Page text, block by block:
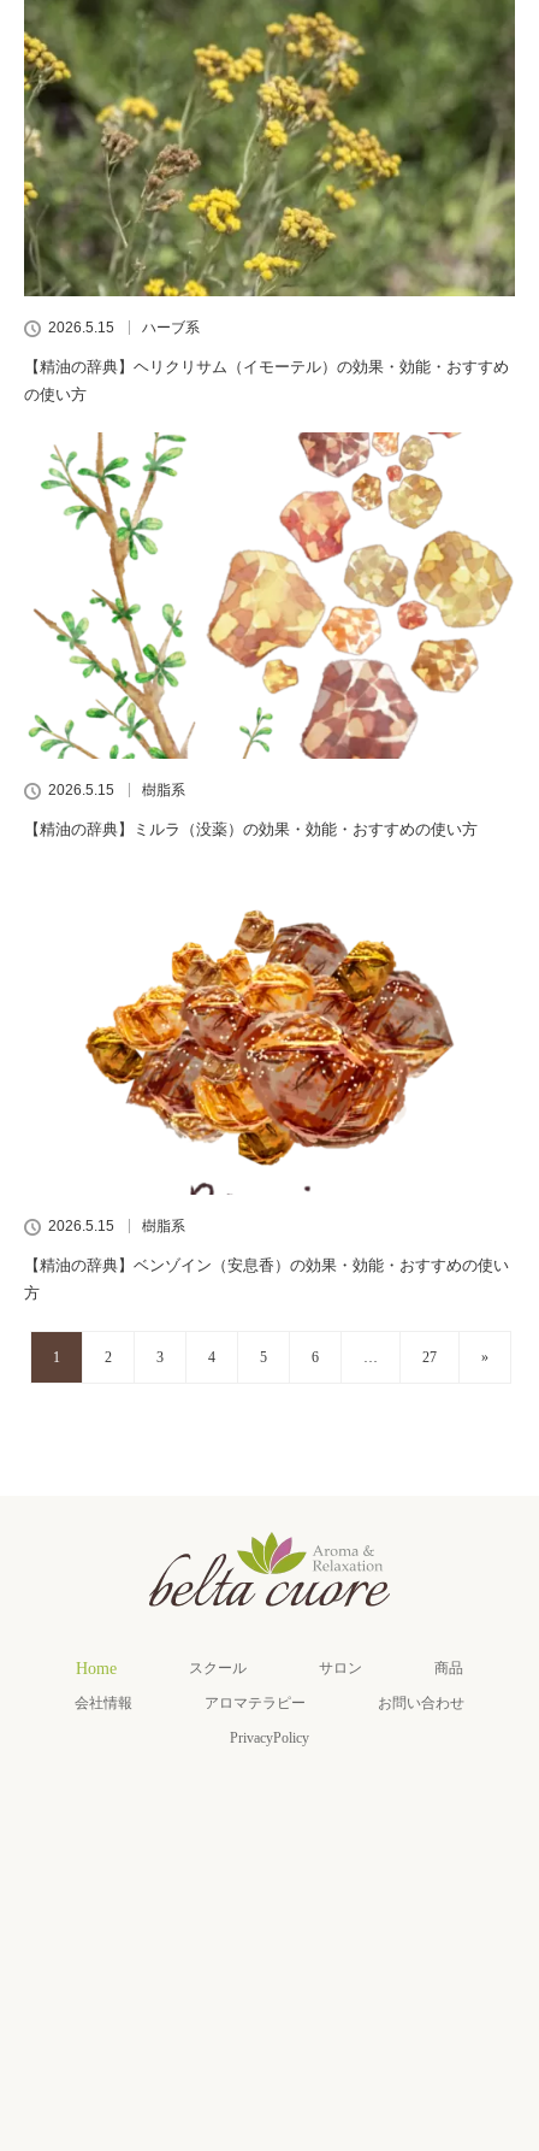
2026.5.15 ハーブ系
【精油の辞典】ヘリクリサム（イモーテル）の効果・効能・おすすめ
の使い方
2026.5.15 樹脂系
【精油の辞典】ミルラ（没薬）の効果・効能・おすすめの使い方
2026.5.15 樹脂系
【精油の辞典】ベンゾイン（安息香）の効果・効能・おすすめの使い
方
1 2 3 4 5 6 … 27 »
Home スクール サロン 商品
会社情報 アロマテラピー お問い合わせ
PrivacyPolicy